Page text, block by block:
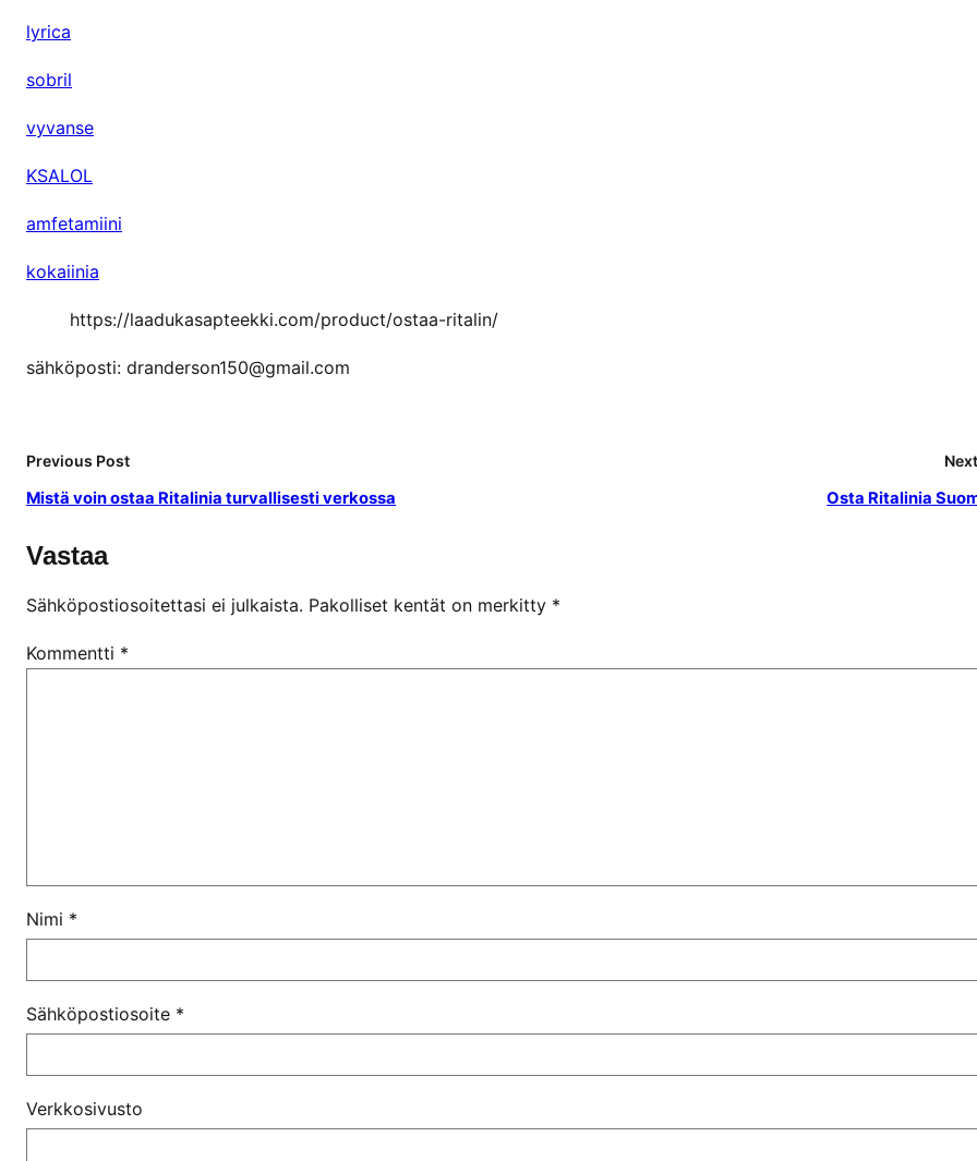
lyrica
sobril
vyvanse
KSALOL
amfetamiini
kokaiinia
https://laadukasapteekki.com/product/ostaa-ritalin/
sähköposti: dranderson150@gmail.com
Previous Post
Mistä voin ostaa Ritalinia turvallisesti verkossa Osta Ritalinia
Vastaa
Sähköpostiosoitettasi ei julkaista. Pakolliset kentät on merkitty *
Kommentti *
Nimi *
Sähköpostiosoite *
Verkkosivusto